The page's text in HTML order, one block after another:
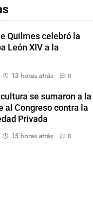
Quilmes celebró la
León XIV a la
13 horas atrás 0
se sumaron a la
al Congreso contra la
Privada
15 horas atrás 0